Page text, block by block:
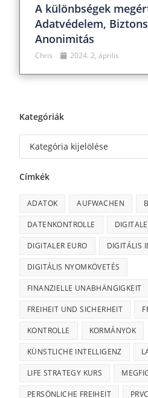
A különbségek
Adatvédelem,
Anonimitás
Chris 2024. 2, április
Kategóriák
Címkék
ADATOK AUFWACHEN
DATENKONTROLLE
DIGITALER EURO DIGITÁLIS
DIGITÁLIS NYOMKÖVETÉS
FINANZIELLE UNABHÄNGIGKEIT
FREIHEIT UND SICHERHEIT
KONTROLLE KORMÁNYOK
KÜNSTLICHE INTELLIGENZ
LIFE STRATEGY KURS
PERSÖNLICHE FREIHEIT